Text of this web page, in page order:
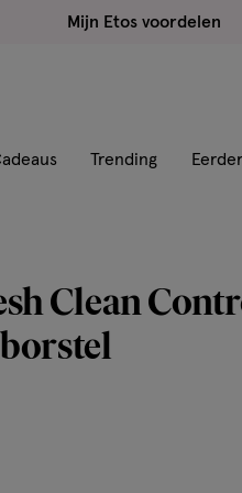
Mijn Etos voordelen
Trending
Clean